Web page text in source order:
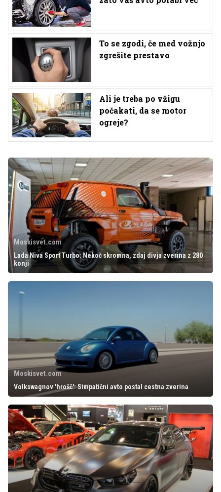
To se zgodi, če med vožnjo
zgrešite prestavo
Ali je treba po vžigu
počakati, da se motor
ogreje?
Moskisvet.com
Lada Niva Sport Turbo: Nekoč skromna, zdaj divja zverina z 280
konji
Moskisvet.com
Volkswagnov 'hrošč': Simpatični avto postal cestna zverina